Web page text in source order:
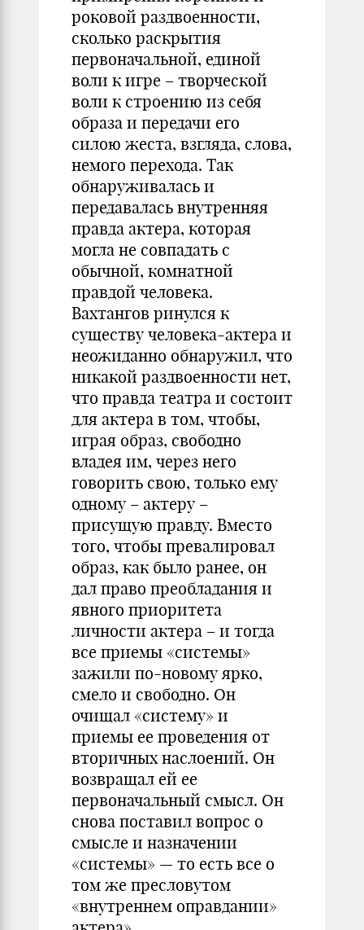
роковой раздвоенности,
сколько раскрытия
первоначальной, единой
воли к игре – творческой
воли к строению из себя
образа и передачи его
силою жеста, взгляда, слова,
немого перехода. Так
обнаруживалась и
передавалась внутренняя
правда актера, которая
могла не совпадать с
обычной, комнатной
правдой человека.
Вахтангов ринулся к
существу человека-актера и
неожиданно обнаружил, что
никакой раздвоенности нет,
что правда театра и состоит
для актера в том, чтобы,
играя образ, свободно
владея им, через него
говорить свою, только ему
одному – актеру –
присущую правду. Вместо
того, чтобы превалировал
образ, как было ранее, он
дал право преобладания и
явного приоритета
личности актера – и тогда
все приемы «системы»
зажили по-новому ярко,
смело и свободно. Он
очищал «систему» и
приемы ее проведения от
вторичных наслоений. Он
возвращал ей ее
первоначальный смысл. Он
снова поставил вопрос о
смысле и назначении
«системы» — то есть все о
том же пресловутом
«внутреннем оправдании»